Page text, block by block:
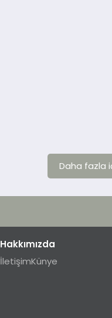
Daha fazla
Hakkımızda
İletişimKünye